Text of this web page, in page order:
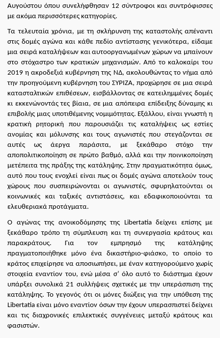
Αυγούστου όπου συνελήφθησαν 12 σύντροφοι και συντρόφισσες
με ακόμα περισσότερες κατηγορίες.
Τα τελευταία χρόνια, με τη σκλήρυνση της καταστολής απέναντι
στις δομές αγώνα και κάθε πεδίο αντίστασης γενικότερα, είδαμε
μια σειρά καταλήψεων και αυτοοργανωμένων χώρων να μπαίνουν
στο στόχαστρο των κρατικών μηχανισμών. Από το καλοκαίρι του
2019 η ακροδεξιά κυβέρνηση της ΝΔ, ακολουθώντας το νήμα από
την προηγούμενη κυβέρνηση του ΣΥΡΙΖΑ, προχώρησε σε μια σειρά
κατασταλτικών επιθέσεων, εισβάλλοντας σε κατειλημμένες δομές
κι εκκενώνοντάς τες βίαια, σε μια απόπειρα επίδειξης δύναμης κι
επιβολής μιας υποτιθέμενης νομιμότητας. Εξάλλου, είναι γνωστή η
κρατική ρητορική που παρουσιάζει τις καταλήψεις ως εστίες
ανομίας και μόλυνσης και τους αγωνιστές που στεγάζονται σε
αυτές ως άεργα παράσιτα, με ξεκάθαρο στόχο την
αποπολιτικοποίηση σε πρώτο βαθμό, αλλά και την ποινικοποίηση
μετέπειτα της πράξης της κατάληψης. Στην πραγματικότητα όμως,
αυτό που τους ενοχλεί είναι πως οι δομές αγώνα αποτελούν τους
χώρους που συσπειρώνονται οι αγωνιστές, σφυρηλατούνται οι
κοινωνικές και ταξικές αντιστάσεις, και εδαφικοποιούνται τα
ελευθεριακά προτάγματα.
Ο αγώνας της ανοικοδόμησης της Libertatiaδείχνει επίσης με
ξεκάθαρο τρόπο τη σύμπλευση και τη συνεργασία κράτους και
παρακράτους. Για τον εμπρησμό της κατάληψης
πραγματοποιήθηκε μόνο ένα δικαστήριο-φιάσκο, το οποίο το
κράτος επιχείρησε να αποσιωπήσει, με έναν κατηγορούμενο χωρίς
στοιχεία εναντίον του, ενώ μέσα σ’ όλο αυτό το διάστημα έχουν
υπάρξει συνολικά 21 συλλήψεις σχετικές με την υπεράσπιση της
κατάληψης. Το γεγονός ότι οι μόνες διώξεις για την υπόθεση της
Libertatia είναι μόνο εναντίον όσων την έχουν υπερασπιστεί δείχνει
και τις διαχρονικές επιλεκτικές συγγένειες μεταξύ κράτους και
φασιστών.